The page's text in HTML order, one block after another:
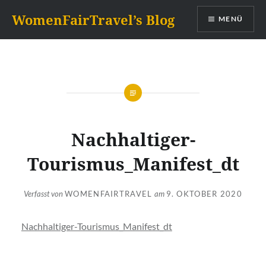
Inhalt
springen
WomenFairTravel’s Blog MENÜ
Nachhaltiger-
Tourismus_Manifest_dt
Verfasst vonWOMENFAIRTRAVEL am 9. OKTOBER 2020
Nachhaltiger-Tourismus_Manifest_dt